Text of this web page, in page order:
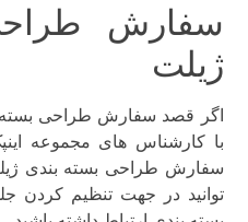
سفارش
ژیلت
اگر قصد سفارش طراحی بسته
با کارشناس های مجموعه
سفارش طراحی بسته بندی
توانید در جهت تنظیم کردن